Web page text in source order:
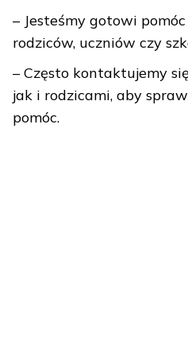
– Jesteśmy gotowi
rodziców, uczniów czy
– Często kontaktujemy
jak i rodzicami, aby
pomóc.